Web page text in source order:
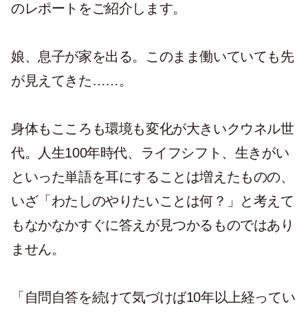
のレポートをご紹介します。
​​娘、息子が家を出る。このまま働いていても先
が見えてきた……。
身体もこころも環境も変化が大きいクウネル世
代。人生100年時代、ライフシフト、生きがい
といった単語を耳にすることは増えたものの、
いざ「わたしのやりたいことは何？」と考えて
もなかなかすぐに答えが見つかるものではあり
ません。
「自問自答を続けて気づけば10年以上経ってい